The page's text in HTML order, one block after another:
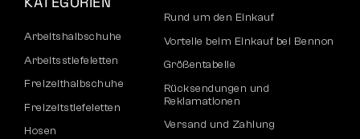
Arbeitshalbschuhe
Arbeitsstiefeletten
Freizeithalbschuhe
Freizeitstiefeletten
Hosen
Rund um den Einkauf
Vorteile beim Einkauf bei Bennon
Größentabelle
Rücksendungen und
Reklamationen
Versand und Zahlung